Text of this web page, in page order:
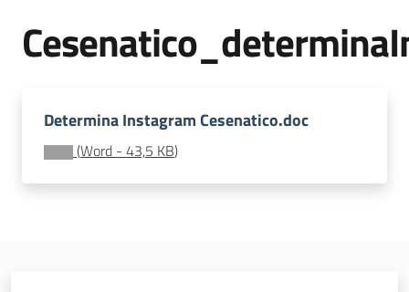
Romagna
regionali
Normativa
Determina Instagram Cesenatico.doc
(Word - 43,5 KB)